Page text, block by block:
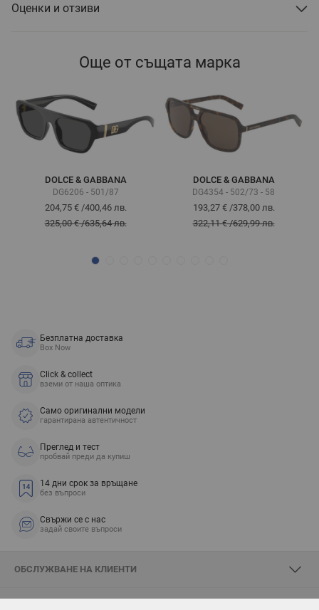
Оценки и отзиви
Още от същата марка
DOLCE & GABBANA
DG6206 - 501/87
204,75 €/400,46 лв.
325,00 €/635,64 лв.
DOLCE & GABBANA
DG4354 - 502/73 - 58
193,27 €/378,00 лв.
322,11 €/629,99 лв.
Безплатна доставка
Box Now
Click & collect
вземи от наша оптика
Само оригинални модели
гарантирана автентичност
Преглед и тест
пробвай преди да купиш
14 дни срок за връщане
без въпроси
Свържи се с нас
задай своите въпроси
ОБСЛУЖВАНЕ НА КЛИЕНТИ